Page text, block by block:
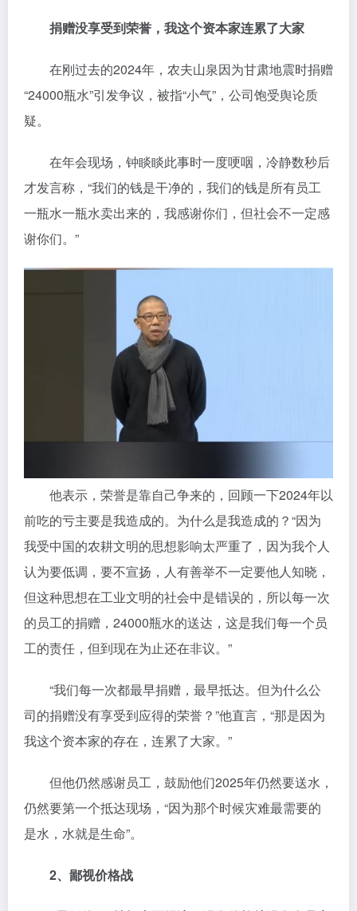
捐赠没享受到荣誉，我这个资本家连累了大家
在刚过去的2024年，农夫山泉因为甘肃地震时捐赠
“24000瓶水”引发争议，被指“小气”，公司饱受舆论质
疑。
在年会现场，钟睒睒此事时一度哽咽，冷静数秒后
才发言称，“我们的钱是干净的，我们的钱是所有员工
一瓶水一瓶水卖出来的，我感谢你们，但社会不一定感
谢你们。”
他表示，荣誉是靠自己争来的，回顾一下2024年以
前吃的亏主要是我造成的。为什么是我造成的？“因为
我受中国的农耕文明的思想影响太严重了，因为我个人
认为要低调，要不宣扬，人有善举不一定要他人知晓，
但这种思想在工业文明的社会中是错误的，所以每一次
的员工的捐赠，24000瓶水的送达，这是我们每一个员
工的责任，但到现在为止还在非议。”
“我们每一次都最早捐赠，最早抵达。但为什么公
司的捐赠没有享受到应得的荣誉？”他直言，“那是因为
我这个资本家的存在，连累了大家。”
但他仍然感谢员工，鼓励他们2025年仍然要送水，
仍然要第一个抵达现场，“因为那个时候灾难最需要的
是水，水就是生命”。
2、鄙视价格战